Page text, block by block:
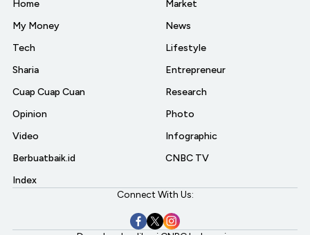
Home
My Money
Tech
Sharia
Cuap Cuap Cuan
Opinion
Video
Berbuatbaik.id
Index
Market
News
Lifestyle
Entrepreneur
Research
Photo
Infographic
CNBC TV
Connect With Us: